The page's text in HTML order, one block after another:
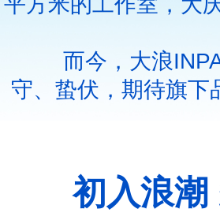
而今，大浪
守、蛰伏，期待旗下
初入浪潮